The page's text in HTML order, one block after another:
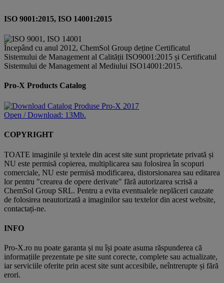
ISO 9001:2015, ISO 14001:2015
Începând cu anul 2012, ChemSol Group deține Certificatul
Sistemului de Management al Calității ISO9001:2015 și Certificatul
Sistemului de Management al Mediului ISO14001:2015.
Pro-X Products Catalog
Open / Download: 13Mb.
COPYRIGHT
TOATE imaginile și textele din acest site sunt proprietate privată și
NU este permisă copierea, multiplicarea sau folosirea în scopuri
comerciale, NU este permisă modificarea, distorsionarea sau editarea
lor pentru "crearea de opere derivate" fără autorizarea scrisă a
ChemSol Group SRL. Pentru a evita eventualele neplăceri cauzate
de folosirea neautorizată a imaginilor sau textelor din acest website,
contactați-ne.
INFO
Pro-X.ro nu poate garanta și nu își poate asuma răspunderea că
informațiile prezentate pe site sunt corecte, complete sau actualizate,
iar serviciile oferite prin acest site sunt accesibile, neîntrerupte și fără
erori.